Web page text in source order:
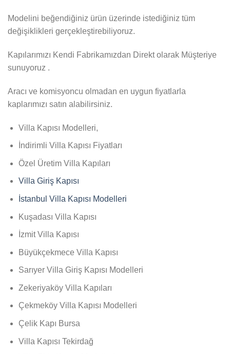
Modelini beğendiğiniz ürün üzerinde istediğiniz tüm
değişiklikleri gerçekleştirebiliyoruz.
Kapılarımızı Kendi Fabrikamızdan Direkt olarak Müşteriye
sunuyoruz .
Aracı ve komisyoncu olmadan en uygun fiyatlarla
kaplarımızı satın alabilirsiniz.
Villa Kapısı Modelleri,
İndirimli Villa Kapısı Fiyatları
Özel Üretim Villa Kapıları
Villa Giriş Kapısı
İstanbul Villa Kapısı Modelleri
Kuşadası Villa Kapısı
İzmit Villa Kapısı
Büyükçekmece Villa Kapısı
Sarıyer Villa Giriş Kapısı Modelleri
Zekeriyaköy Villa Kapıları
Çekmeköy Villa Kapısı Modelleri
Çelik Kapı Bursa
Villa Kapısı Tekirdağ